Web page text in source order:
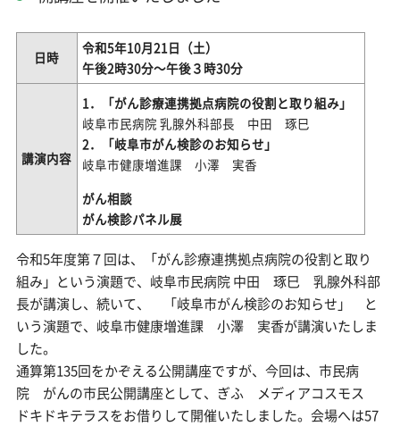
日時
令和5年10月21日（土）
午後2時30分～午後３時30分
講演内容
1．「がん診療連携拠点病院の役割と取り組み」
岐阜市民病院 乳腺外科部長 中田 琢巳
2．「岐阜市がん検診のお知らせ」
岐阜市健康増進課 小澤 実香
がん相談
がん検診パネル展
令和5年度第７回は、「がん診療連携拠点病院の役割と取り
組み」という演題で、岐阜市民病院 中田 琢巳 乳腺外科部
長が講演し、続いて、 「岐阜市がん検診のお知らせ」 と
いう演題で、岐阜市健康増進課 小澤 実香が講演いたしま
した。
通算第135回をかぞえる公開講座ですが、今回は、市民病
院 がんの市民公開講座として、ぎふ メディアコスモス
ドキドキテラスをお借りして開催いたしました。会場へは57